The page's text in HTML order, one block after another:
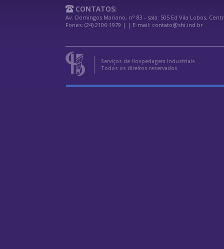
CONTATOS:
Av. Domingos Mariano, n° 83 - sala: 505 Ed Vila Lobos,
Fones: (24) 2106-1979 | | E-mail: contato@shi.ind.br
Serviços de Hospedagem Industriais
Todos os direitos reservados